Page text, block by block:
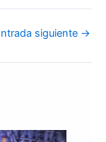
siguiente →